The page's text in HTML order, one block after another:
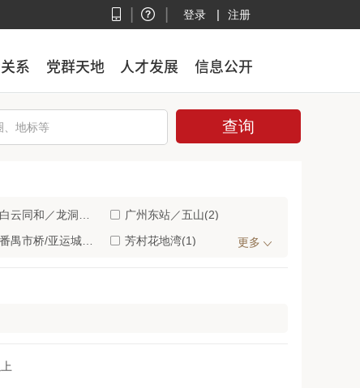
登录 | 注册
系 党群天地 人才发展 信息公开
系 党群天地 人才发展 信息公开
白云同和／龙洞地区(2)
广州东站／五山(2)
番禺市桥/亚运城(1)
芳村花地湾(1)
更多